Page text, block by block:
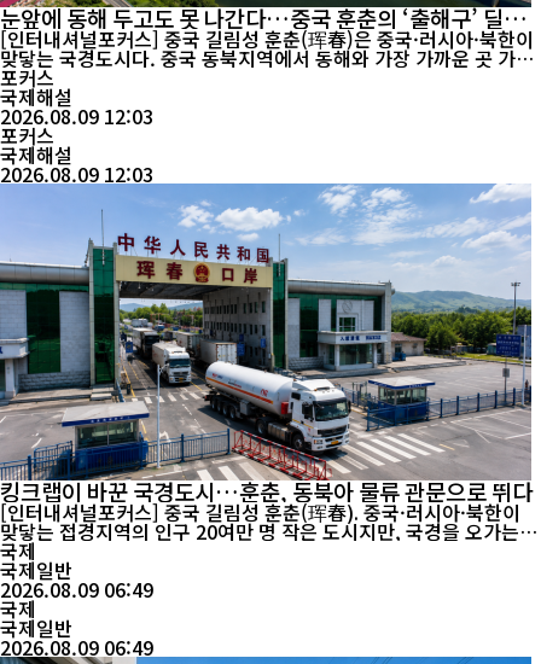
눈앞에 동해 두고도 못 나간다…중국 훈춘의 ‘출해구’ 딜레
마
[인터내셔널포커스] 중국 길림성 훈춘(珲春)은 중국·러시아·북한이
맞닿는 국경도시다. 중국 동북지역에서 동해와 가장 가까운 곳 가운
데 하나지만 중국 영토는 바다에 직접 닿지 않는다. 지도에서는 불과
수십㎞ 거리지만, 그 사이에는 160여 년의 국경 역사와 중·러·북 3
국의 이해관계가 얽혀 있다. 그 출발점은 1860년 청나라와 러시아제
국이 체결한 베이징조약이다. 이 조약으로 우수리강 동쪽의 광대한
지역이 러...
포커스
국제해설
2026.08.09 12:03
포커스
국제해설
2026.08.09 12:03
킹크랩이 바꾼 국경도시…훈춘, 동북아 물류 관문으로 뛰다
[인터내셔널포커스] 중국 길림성 훈춘(珲春). 중국·러시아·북한이
맞닿는 접경지역의 인구 20여만 명 작은 도시지만, 국경을 오가는
물류의 규모는 도시의 크기를 뛰어넘는다. 러시아산 수산물을 실은
차량이 들어오는가 하면 중국산 자동차와 전자제품, 생활용품은 반
대 방향으로 국경을 넘는다. 한때 ‘변방’으로 불리던 도시가 동북아
국제
국제일반
2026.08.09 06:49
국제
국제일반
2026.08.09 06:49